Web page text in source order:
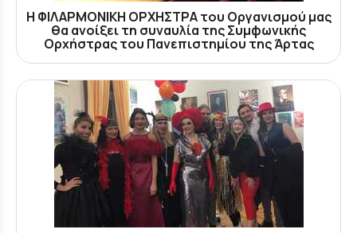
Η ΦΙΛΑΡΜΟΝΙΚΗ ΟΡΧΗΣΤΡΑ του Οργανισμού μας
θα ανοίξει τη συναυλία της Συμφωνικής
Ορχήστρας του Πανεπιστημίου της Άρτας